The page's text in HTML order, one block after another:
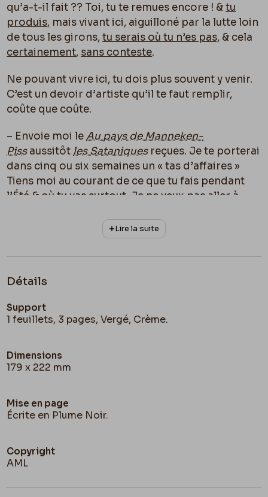
qu’a-t-il fait ?? Toi, tu te remues encore ! &tu
produis, mais vivant ici, aiguilloné par la lutte loin
de tous les girons,tu serais où tu n’es pas, & cela
certainement, sans conteste.
Ne pouvant vivre ici, tu dois plus souvent y venir.
C’est un devoir d’artiste qu’il te faut remplir,
coûte que coûte.
– Envoie moi leAu pays de Manneken-
Pissaussitôt les Sataniquesreçues. Je te porterai
dans cinq ou six semaines un « tas d’affaires »
Tiens moi au courant de ce que tu fais pendant
l’Été & où tu vas surtout. Je ne veux pas aller à
À toi Ma vieille Branche & a bientôt.
Lire la suite
Détails
Support
1 feuillets, 3 pages, Vergé, Crème.
Dimensions
179 x 222 mm
Mise en page
Écrite en Plume Noir.
Copyright
AML